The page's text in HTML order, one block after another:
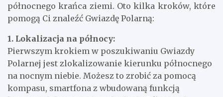
północnego krańca ziemi. Oto kilka kroków, które
pomogą Ci znaleźć Gwiazdę Polarną:
1. Lokalizacja na północy:
Pierwszym krokiem w poszukiwaniu Gwiazdy
Polarnej jest zlokalizowanie kierunku północnego
na nocnym niebie. Możesz to zrobić za pomocą
kompasu, smartfona z wbudowaną funkcją